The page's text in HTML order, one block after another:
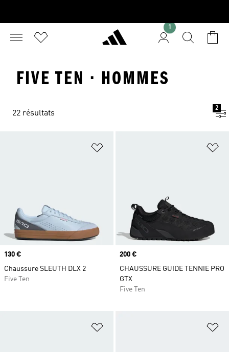
1
FIVE TEN · HOMMES
22 résultats
2
Ajouter à la Liste de produits
Prix
130 €
Chaussure SLEUTH DLX 2
Five Ten
Prix
200 €
CHAUSSURE GUIDE TENNIE PRO
GTX
Five Ten
Ajouter à la Liste de produits